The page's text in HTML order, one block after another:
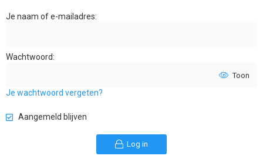
Je naam of e-mailadres
Wachtwoord
Toon
Je wachtwoord vergeten?
Aangemeld blijven
Log in